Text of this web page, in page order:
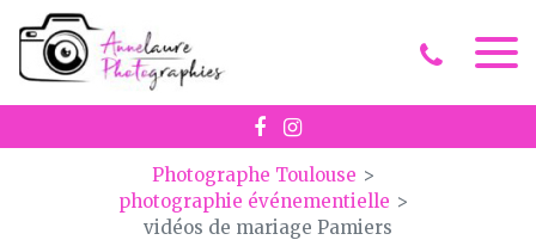
Photographe Toulouse
photographie événementielle
vidéos de mariage Pamiers
Panneau de gestion des cookies